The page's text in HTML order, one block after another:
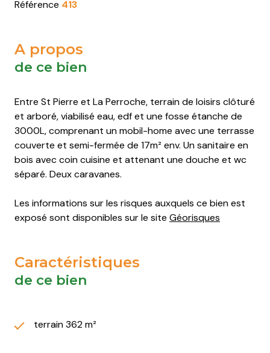
Saint-
Saint-
les-
Bains
Saint-
Saint-
les-
Bains
Saint-
Saint-
les-
Bains
Saint-
Saint-
les-
Bains
Référence 413
A propos
de ce bien
Entre St Pierre et La Perroche, terrain de loisirs clôturé
et arboré, viabilisé eau, edf et une fosse étanche de
3000L, comprenant un mobil-home avec une terrasse
couverte et semi-fermée de 17m² env. Un sanitaire en
bois avec coin cuisine et attenant une douche et wc
séparé. Deux caravanes.
Les informations sur les risques auxquels ce bien est
exposé sont disponibles sur le site Géorisques
Caractéristiques
de ce bien
terrain 362 m²